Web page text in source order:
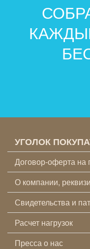
УГОЛОК
Договор-оферта на
О компании,
Свидетельства и
Расчет нагрузок
Пресса о нас